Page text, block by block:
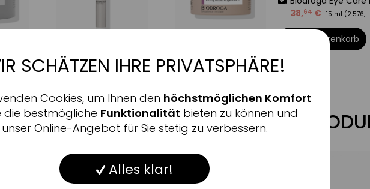
38,64 € 15 ml (2.576
In den Warenkorb
ALLE INFORMATIONEN ZUM
Action Rejuvenating 24h Pflege
24h-Pflege gegen erste Anzeichen
Aktiv
Inaktiv
Inaktiv
SCHÄTZEN IHRE PRIVATSPHÄRE!
Cookies, um Ihnen den höchstmöglichen Komfort
die bestmögliche Funktionalität bieten zu können und
unser Online-Angebot für Sie stetig zu verbessern.
Alles klar!